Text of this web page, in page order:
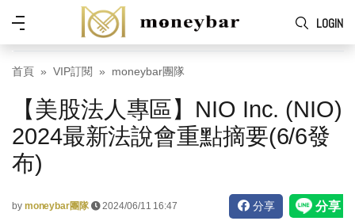
Skip to main content
LOGIN
功
表
首頁 VIP訂閱 moneybar團隊
【美股法人專區】NIO Inc. (NIO)
2024最新法說會重點摘要(6/6發
布)
by moneybar團隊 2024/06/11 16:47 分享